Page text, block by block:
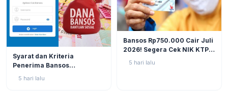
Syarat dan Kriteria
Penerima Bansos
Rp750.000 Juli 2026, Cek
5 hari lalu
Bansos Rp750.000 Cair Juli
2026! Segera Cek NIK KTP
di Situs Resmi Kemensos
5 hari lalu